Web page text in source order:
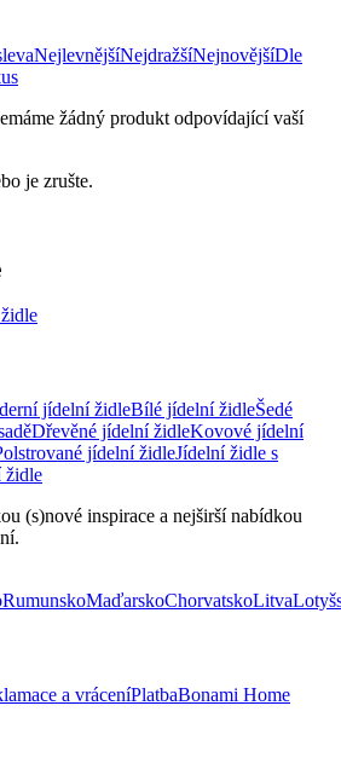
NejlevnějšíNejdražšíNejnovějšíDle
žádný produkt odpovídající vaší
je zrušte.
jídelní židleBílé jídelní židleŠedé
Dřevěné jídelní židleKovové jídelní
jídelní židleJídelní židle s
židle
(s)nové inspirace a nejširší nabídkou
RumunskoMaďarskoChorvatskoLitva
a vráceníPlatbaBonami Home